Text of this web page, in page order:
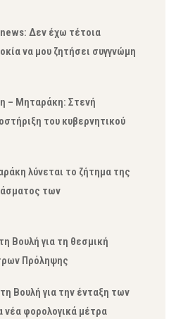
Δεν έχω τέτοια
να μου ζητήσει συγγνώμη
– Μηταράκη: Στενή
του κυβερνητικού
λύνεται το ζήτημα της
των
Βουλή για τη θεσμική
Πρόληψης
Βουλή για την ένταξη των
νέα φορολογικά μέτρα